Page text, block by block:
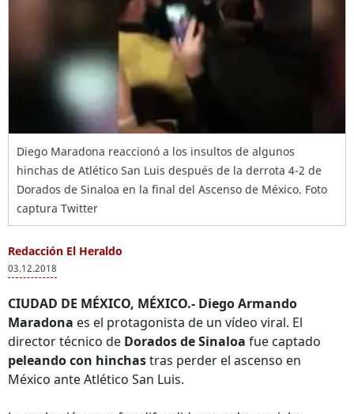
Diego Maradona reaccionó a los insultos de algunos
hinchas de Atlético San Luis después de la derrota 4-2 de
Dorados de Sinaloa en la final del Ascenso de México. Foto
captura Twitter
Redacción El Heraldo
03.12.2018
CIUDAD DE MÉXICO, MÉXICO.- Diego Armando
Maradona es el protagonista de un vídeo viral. El
director técnico de Dorados de Sinaloa fue captado
peleando con hinchastras perder el ascenso en
México ante Atlético San Luis.